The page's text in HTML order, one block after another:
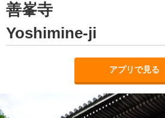
善峯寺
Yoshimine-ji
アプリで見る